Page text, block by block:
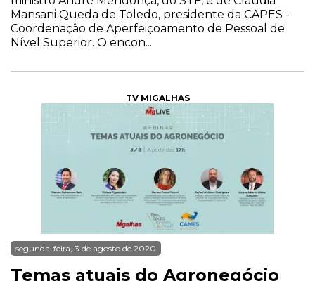
Mansani Queda de Toledo, presidente da CAPES -
Coordenação de Aperfeiçoamento de Pessoal de
Nível Superior. O encon...
TV MIGALHAS
segunda-feira, 3 de agosto de 2020
Temas atuais do Agronegócio